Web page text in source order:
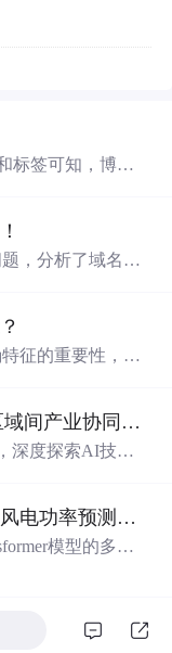
标签可知，博主
，分析了域名投
征的重要性，强
产业园区运营负责人如何识别区域间产业协同机会？.docx
深度探索AI技术
创新与产业创新
Python基于Transformer的多变量风电功率预测研究
模型的多变
性与可靠性，研